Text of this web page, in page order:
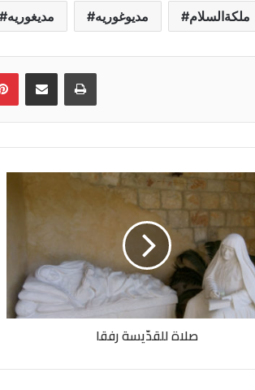
مديغوريه مديوغوريه ملكةالسلام
PinterestShare via Email Print
صلاة للقدّيسة رفقا